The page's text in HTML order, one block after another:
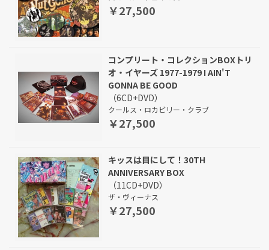
￥27,500
コンプリート・コレクションBOXトリ
オ・イヤーズ 1977-1979 I AIN'T
GONNA BE GOOD
（6CD+DVD）
クールス・ロカビリー・クラブ
￥27,500
キッスは目にして！30TH
ANNIVERSARY BOX
（11CD+DVD）
ザ・ヴィーナス
￥27,500